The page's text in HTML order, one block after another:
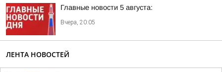
Главные новости 5 августа:
Вчера, 20:05
ЛЕНТА НОВОСТЕЙ